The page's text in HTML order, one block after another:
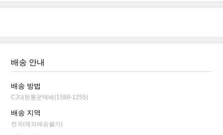
배송 안내
배송 방법
CJ대한통운택배(1588-1255)
배송 지역
전국(해외배송불가)